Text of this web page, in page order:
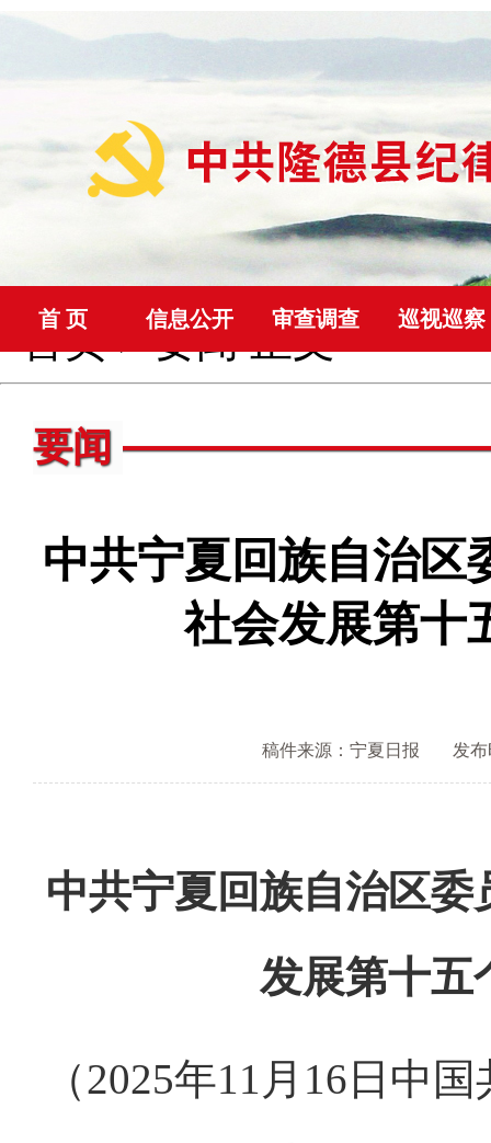
首 页 信息公开 审查调查 巡视巡察
首页>要闻 正文
要闻
中共宁夏回族自治区
社会发展第十
稿件来源：宁夏日报 发布
中共宁夏回族自治区
发展第十五
（2025年11月16日中